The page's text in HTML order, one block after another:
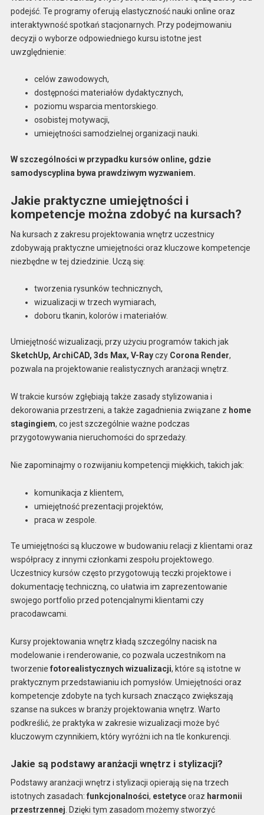
podejść. Te programy oferują elastyczność nauki online oraz
interaktywność spotkań stacjonarnych. Przy podejmowaniu
decyzji o wyborze odpowiedniego kursu istotne jest
uwzględnienie:
celów zawodowych,
dostępności materiałów dydaktycznych,
poziomu wsparcia mentorskiego.
osobistej motywacji,
umiejętności samodzielnej organizacji nauki.
W szczególności w przypadku kursów online, gdzie
samodyscyplina bywa prawdziwym wyzwaniem.
Jakie praktyczne umiejętności i
kompetencje można zdobyć na kursach?
Na kursach z zakresu projektowania wnętrz uczestnicy
zdobywają praktyczne umiejętności oraz kluczowe kompetencje
niezbędne w tej dziedzinie. Uczą się:
tworzenia rysunków technicznych,
wizualizacji w trzech wymiarach,
doboru tkanin, kolorów i materiałów.
Umiejętność wizualizacji, przy użyciu programów takich jak
SketchUp, ArchiCAD, 3ds Max, V-Rayczy Corona Render,
pozwala na projektowanie realistycznych aranżacji wnętrz.
W trakcie kursów zgłębiają także zasady stylizowania i
dekorowania przestrzeni, a także zagadnienia związane z home
stagingiem, co jest szczególnie ważne podczas
przygotowywania nieruchomości do sprzedaży.
Nie zapominajmy o rozwijaniu kompetencji miękkich, takich jak:
komunikacja z klientem,
umiejętność prezentacji projektów,
praca w zespole.
Te umiejętności są kluczowe w budowaniu relacji z klientami oraz
współpracy z innymi członkami zespołu projektowego.
Uczestnicy kursów często przygotowują teczki projektowe i
dokumentację techniczną, co ułatwia im zaprezentowanie
swojego portfolio przed potencjalnymi klientami czy
pracodawcami.
Kursy projektowania wnętrz kładą szczególny nacisk na
modelowanie i renderowanie, co pozwala uczestnikom na
tworzenie fotorealistycznych wizualizacji, które są istotne w
praktycznym przedstawianiu ich pomysłów. Umiejętności oraz
kompetencje zdobyte na tych kursach znacząco zwiększają
szanse na sukces w branży projektowania wnętrz. Warto
podkreślić, że praktyka w zakresie wizualizacji może być
kluczowym czynnikiem, który wyróżni ich na tle konkurencji.
Jakie są podstawy aranżacji wnętrz i stylizacji?
Podstawy aranżacji wnętrz i stylizacji opierają się na trzech
istotnych zasadach: funkcjonalności, estetyceoraz harmonii
przestrzennej . Dzięki tym zasadom możemy stworzyć